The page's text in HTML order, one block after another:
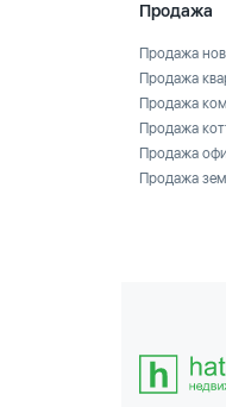
Продажа
Продажа
Продажа
Продажа
Продажа
Продажа
Продажа